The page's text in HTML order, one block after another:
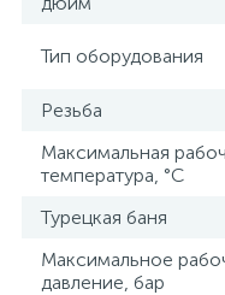
Тип оборудования
Резьба
Максимальная
температура, °С
Турецкая баня
Максимальное
давление, бар